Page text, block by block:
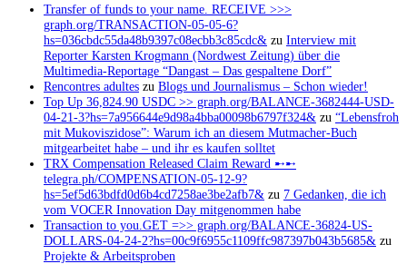
Transfer of funds to your name. RECEIVE >>>
graph.org/TRANSACTION-05-05-6?
hs=036cbdc55da48b9397c08ecbb3c85cdc& zu Interview mit
Reporter Karsten Krogmann (Nordwest Zeitung) über die
Multimedia-Reportage “Dangast – Das gespaltene Dorf”
Rencontres adultes zu Blogs und Journalismus – Schon wieder!
Top Up 36,824.90 USDC >> graph.org/BALANCE-3682444-USD-
04-21-3?hs=7a956644e9d98a4bba00098b6797f324& zu “Lebensfroh
mit Mukoviszidose”: Warum ich an diesem Mutmacher-Buch
mitgearbeitet habe – und ihr es kaufen solltet
TRX Compensation Released Claim Reward ➸➸
telegra.ph/COMPENSATION-05-12-9?
hs=5ef5d63bdfd0d6b4cd7258ae3be2afb7& zu 7 Gedanken, die ich
vom VOCER Innovation Day mitgenommen habe
Transaction to you.GET =>> graph.org/BALANCE-36824-US-
DOLLARS-04-24-2?hs=00c9f6955c1109ffc987397b043b5685& zu
Projekte & Arbeitsproben